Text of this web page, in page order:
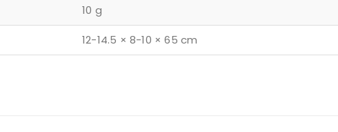
10 g
12-14.5 × 8-10 × 65 cm